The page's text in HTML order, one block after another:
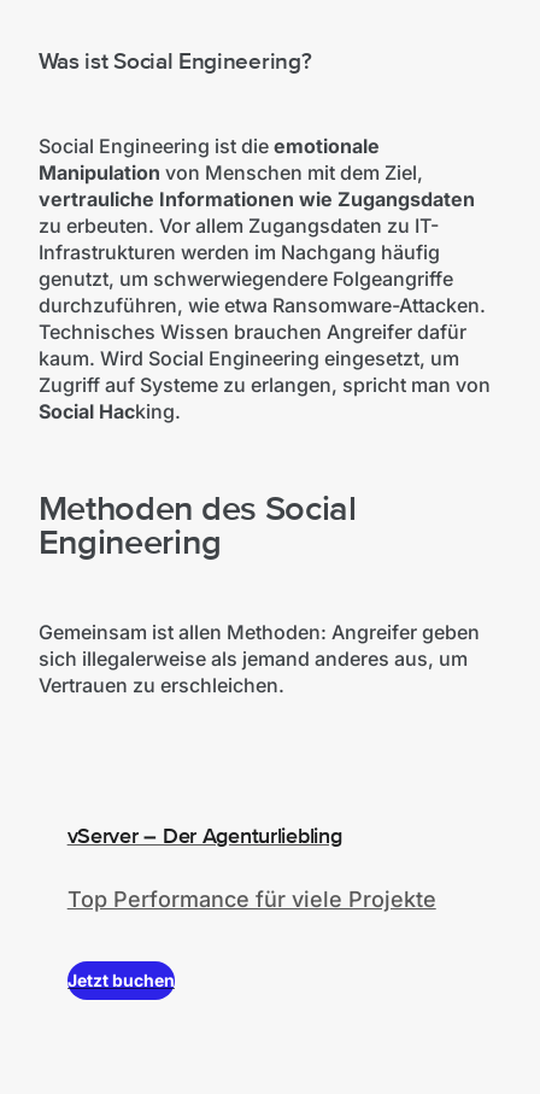
Was ist Social Engineering?
Social Engineering ist die emotionale
Manipulation von Menschen mit dem Ziel,
vertrauliche Informationen wie Zugangsdaten
zu erbeuten. Vor allem Zugangsdaten zu IT-
Infrastrukturen werden im Nachgang häufig
genutzt, um schwerwiegendere Folgeangriffe
durchzuführen, wie etwa Ransomware-Attacken.
Technisches Wissen brauchen Angreifer dafür
kaum. Wird Social Engineering eingesetzt, um
Zugriff auf Systeme zu erlangen, spricht man von
Social Hacking.
Methoden des Social
Engineering
Gemeinsam ist allen Methoden: Angreifer geben
sich illegalerweise als jemand anderes aus, um
Vertrauen zu erschleichen.
vServer – Der Agenturliebling
Top Performance für viele Projekte
Jetzt buchen